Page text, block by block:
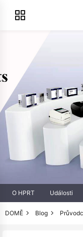
O HPRT Události
DOMĚ Blog